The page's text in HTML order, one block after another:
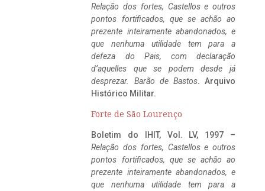
Relação dos fortes, Castellos e outros
pontos fortificados, que se achão ao
prezente inteiramente abandonados, e
que nenhuma utilidade tem para a
defeza do Pais, com declaração
d’aquelles que se podem desde já
desprezar. Barão de Bastos. Arquivo
Histórico Militar.
Forte de São Lourenço
Boletim do IHIT, Vol. LV, 1997 –
Relação dos fortes, Castellos e outros
pontos fortificados, que se achão ao
prezente inteiramente abandonados, e
que nenhuma utilidade tem para a